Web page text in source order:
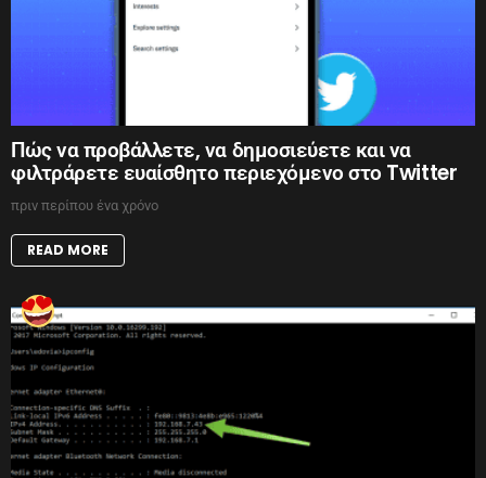
Πώς να προβάλλετε, να δημοσιεύετε και να
φιλτράρετε ευαίσθητο περιεχόμενο στο Twitter
πριν περίπου ένα χρόνο
READ MORE